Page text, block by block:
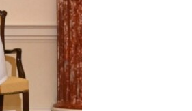
چهل سال گروگان‌گیری
قانون شفافیت دارائی کادر رهبری ایران
اعتراضات مردمی آبان ۹۸
نرگس محمدی برنده جایزه نوبل صلح